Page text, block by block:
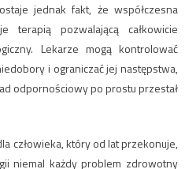
jednak fakt, że współczesna
terapią pozwalającą całkowicie
Lekarze mogą kontrolować
i ograniczać jej następstwa,
odpornościowy po prostu przestał
człowieka, który od lat przekonuje,
niemal każdy problem zdrowotny